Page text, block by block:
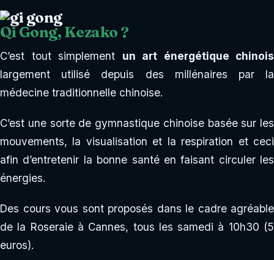
Qi Gong, Kezako ?
C’est tout simplement un art énergétique chinois
largement utilisé depuis des millénaires par la
médecine traditionnelle chinoise.
C’est une sorte de gymnastique chinoise basée sur les
mouvements, la visualisation et la respiration et ceci
afin d’entretenir la bonne santé en faisant circuler les
énergies.
Des cours vous sont proposés dans le cadre agréable
de la Roseraie à Cannes, tous les samedi à 10h30 (5
euros).